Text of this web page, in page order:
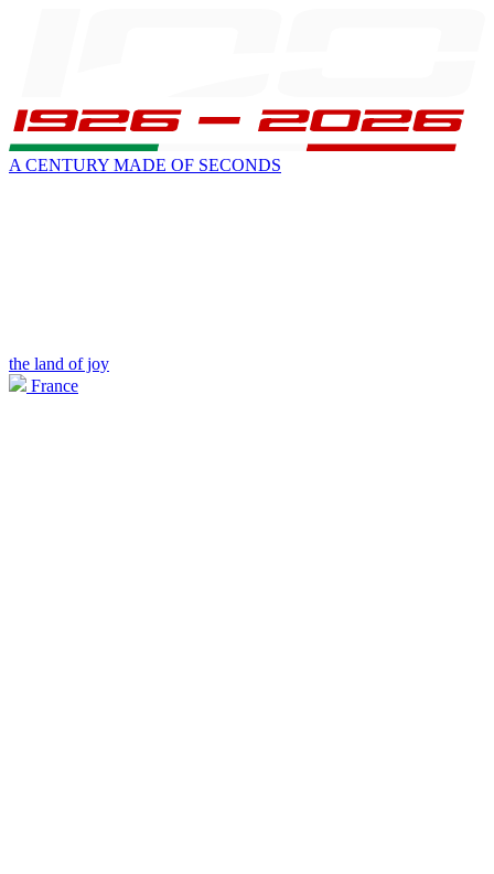
A CENTURY MADE OF SECONDS
the land of joy
France